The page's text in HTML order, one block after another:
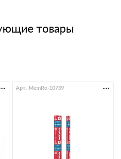
товары
Арт. MemRo-10739